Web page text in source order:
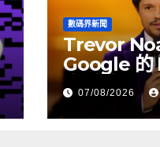
數碼界新聞
Trevor
Google 的
介活動
07/08/2026